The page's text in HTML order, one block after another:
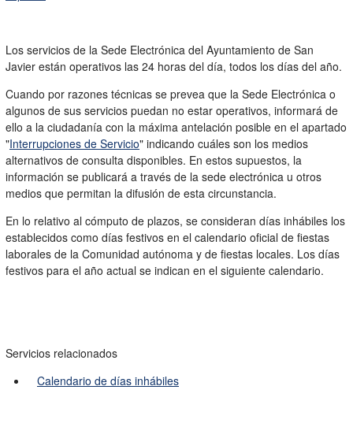
Los servicios de la Sede Electrónica del Ayuntamiento de San
Javier están operativos las 24 horas del día, todos los días del año.
Cuando por razones técnicas se prevea que la Sede Electrónica o
algunos de sus servicios puedan no estar operativos, informará de
ello a la ciudadanía con la máxima antelación posible en el apartado
"Interrupciones de Servicio" indicando cuáles son los medios
alternativos de consulta disponibles. En estos supuestos, la
información se publicará a través de la sede electrónica u otros
medios que permitan la difusión de esta circunstancia.
En lo relativo al cómputo de plazos, se consideran días inhábiles los
establecidos como días festivos en el calendario oficial de fiestas
laborales de la Comunidad autónoma y de fiestas locales. Los días
festivos para el año actual se indican en el siguiente calendario.
Servicios relacionados
Calendario de días inhábiles